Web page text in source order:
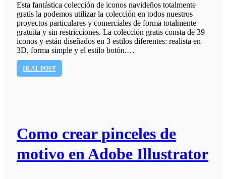
Esta fantástica colección de iconos navideños totalmente
gratis la podemos utilizar la colección en todos nuestros
proyectos particulares y comerciales de forma totalmente
gratuita y sin restricciones. La colección gratis consta de 39
iconos y están diseñados en 3 estilos diferentes: realista en
3D, forma simple y el estilo botón.…
IR AL POST
Como crear pinceles de
motivo en Adobe Illustrator